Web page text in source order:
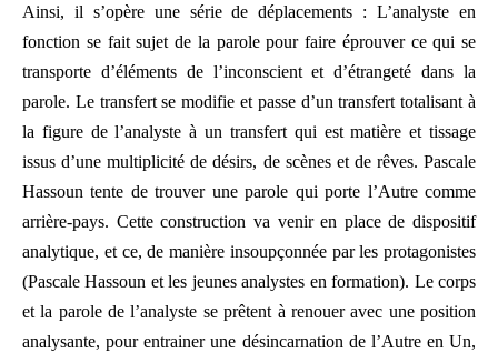
Ainsi, il s’opère une série de déplacements : L’analyste en
fonction se fait sujet de la parole pour faire éprouver ce qui se
transporte d’éléments de l’inconscient et d’étrangeté dans la
parole. Le transfert se modifie et passe d’un transfert totalisant à
la figure de l’analyste à un transfert qui est matière et tissage
issus d’une multiplicité de désirs, de scènes et de rêves. Pascale
Hassoun tente de trouver une parole qui porte l’Autre comme
arrière-pays. Cette construction va venir en place de dispositif
analytique, et ce, de manière insoupçonnée par les protagonistes
(Pascale Hassoun et les jeunes analystes en formation). Le corps
et la parole de l’analyste se prêtent à renouer avec une position
analysante, pour entrainer une désincarnation de l’Autre en Un,